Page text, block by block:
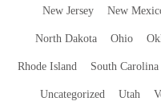
New Jersey New
North Dakota Ohio
Rhode Island South Carolina
Uncategorized Utah